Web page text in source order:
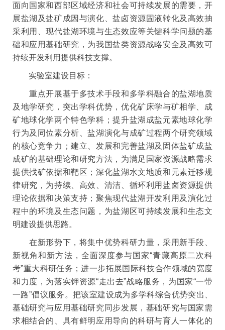
面向国家和西部区域经济和社会可持续发展的需要，开
展盐湖及盐矿成因与演化、盐卤资源固液转化及高效抽
采利用、现代盐湖环境与生态效应等关键科学问题的基
础和应用基础研究，为我国盐类资源战略安全及高效可
持续开发利用提供科技支撑。
实验室建设目标：
重点开展基于多技术手段和多学科融合的盐湖地质
及地学研究，突出学科优势，优化矿床学与矿相学、成
矿地球化学两个特色学科；提升盐湖成盐元素地球化学
行为及同位素分析、盐湖演化与成矿过程两个研究领域
的核心竞争力；建立、发展和完善盐湖及固体盐矿成盐
成矿的基础理论和研究方法，为满足国家资源战略需求
提供找矿依据和靶区；深化盐湖水文地质和元素迁移规
律研究，为持续、高效、清洁、循环利用盐卤资源提供
理论依据和决策支持；聚焦现代盐湖开发利用及演化过
程中的环境及生态问题，为盐湖区可持续发展和生态文
明建设提供思路。
在新形势下，将集中优势科研力量，采用新手段、
新视角和新方法，全面深度参与国家“青藏高原二次科
考”重大科研任务；进一步拓展国际科技合作领域的宽度
和力度，为落实钾资源“走出去”战略服务，为国家“一带
一路”倡议服务。把该室建设成为多学科综合优势突出、
基础研究与应用基础研究同步发展，基础研究与国家需
求相结合的、具有鲜明应用导向的科研与育人一体化的